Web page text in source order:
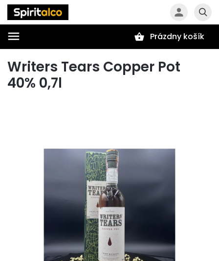
Prázdny košík
Writers Tears Copper Pot
40% 0,7l